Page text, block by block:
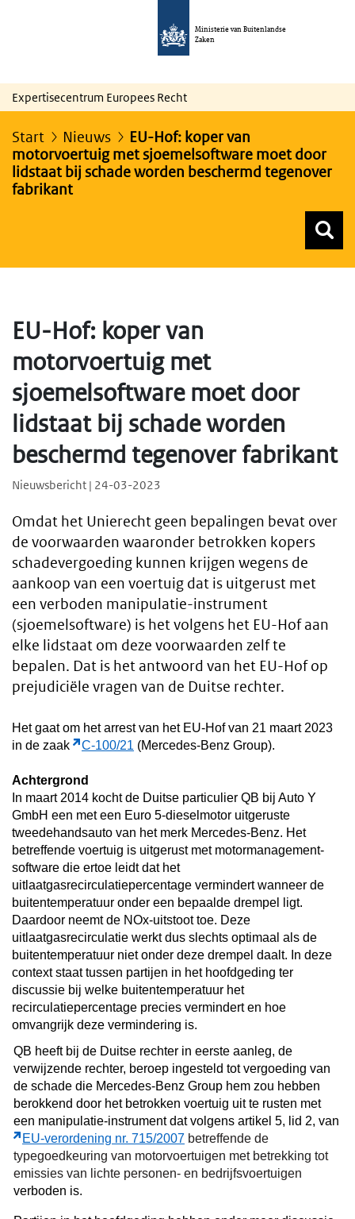
Ministerie van Buitenlandse
Zaken
Expertisecentrum Europees Recht
Start Nieuws
EU-Hof: koper van
motorvoertuig met sjoemelsoftware moet door
lidstaat bij schade worden beschermd tegenover
fabrikant
EU-Hof: koper van
motorvoertuig met
sjoemelsoftware moet door
lidstaat bij schade worden
beschermd tegenover fabrikant
Nieuwsbericht | 24-03-2023
Omdat het Unierecht geen bepalingen bevat over
de voorwaarden waaronder betrokken kopers
schadevergoeding kunnen krijgen wegens de
aankoop van een voertuig dat is uitgerust met
een verboden manipulatie-instrument
(sjoemelsoftware) is het volgens het EU-Hof aan
elke lidstaat om deze voorwaarden zelf te
bepalen. Dat is het antwoord van het EU-Hof op
prejudiciële vragen van de Duitse rechter.
Het gaat om het arrest van het EU-Hof van 21 maart 2023
in de zaak
C-100/21 (Mercedes-Benz Group).
Achtergrond
In maart 2014 kocht de Duitse particulier QB bij Auto Y
GmbH een met een Euro 5-dieselmotor uitgeruste
tweedehandsauto van het merk Mercedes-Benz. Het
betreffende voertuig is uitgerust met motormanagement-
software die ertoe leidt dat het
uitlaatgasrecirculatiepercentage vermindert wanneer de
buitentemperatuur onder een bepaalde drempel ligt.
Daardoor neemt de NOx-uitstoot toe. Deze
uitlaatgasrecirculatie werkt dus slechts optimaal als de
buitentemperatuur niet onder deze drempel daalt. In deze
context staat tussen partijen in het hoofdgeding ter
discussie bij welke buitentemperatuur het
recirculatiepercentage precies vermindert en hoe
omvangrijk deze vermindering is.
QB heeft bij de Duitse rechter in eerste aanleg, de
verwijzende rechter, beroep ingesteld tot vergoeding van
de schade die Mercedes-Benz Group hem zou hebben
berokkend door het betrokken voertuig uit te rusten met
een manipulatie-instrument dat volgens artikel 5, lid 2, van
EU-verordening nr. 715/2007 betreffende de
typegoedkeuring van motorvoertuigen met betrekking tot
emissies van lichte personen- en bedrijfsvoertuigen
verboden is.